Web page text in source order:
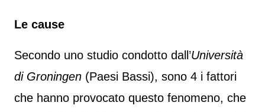
Le cause
Secondo uno studio condotto dall’Università
di Groningen(Paesi Bassi), sono 4 i fattori
che hanno provocato questo fenomeno, che